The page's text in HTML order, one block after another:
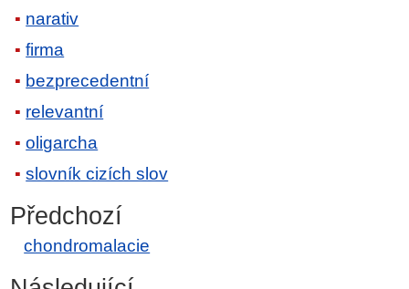
narativ
firma
bezprecedentní
relevantní
oligarcha
slovník cizích slov
Předchozí
chondromalacie